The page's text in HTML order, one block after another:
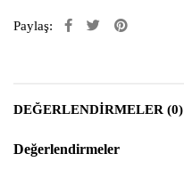
Paylaş:
DEĞERLENDIRMELER (0)
Değerlendirmeler